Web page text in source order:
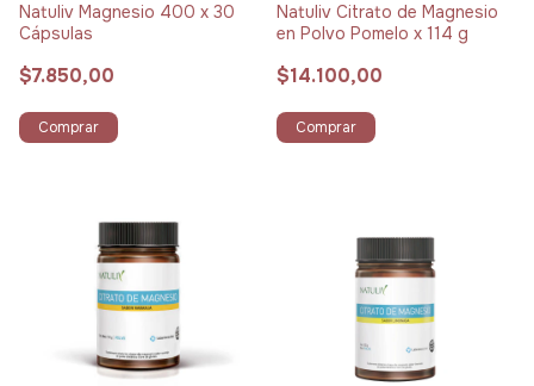
Natuliv Magnesio 400 x 30
Cápsulas
$7.850,00
Comprar
Natuliv Citrato de Magnesio
en Polvo Pomelo x 114 g
$14.100,00
Comprar